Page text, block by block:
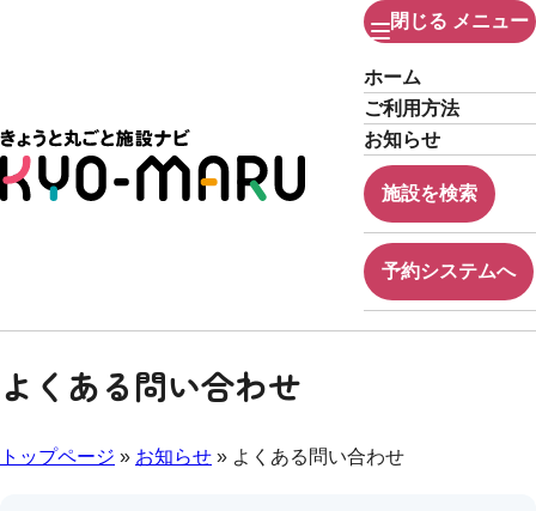
閉じる メニュー
ホーム
ご利用方法
お知らせ
施設を検索
予約システムへ
よくある問い合わせ
トップページ » お知らせ » よくある問い合わせ